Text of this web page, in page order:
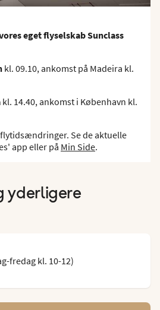
eget flyselskab Sunclass
kl. 09.10, ankomst på Madeira kl.
kl. 14.40, ankomst i København kl.
Se de aktuelle
app eller på Min Side.
yderligere
fredag kl. 10-12)